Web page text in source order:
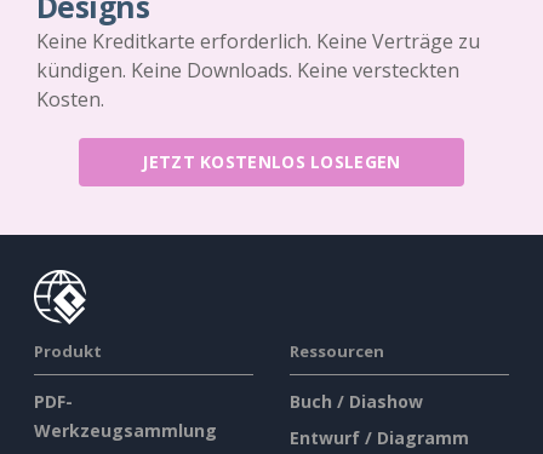
Keine Kreditkarte erforderlich. Keine Verträge zu
kündigen. Keine Downloads. Keine versteckten
Kosten.
JETZT KOSTENLOS LOSLEGEN
Produkt
PDF-
Werkzeugsammlung
Ressourcen
Buch / Diashow
Entwurf / Diagramm